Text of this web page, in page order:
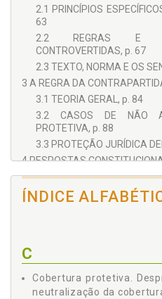
2.1 PRINCÍPIOS
63
2.2 REGRAS E
CONTROVERTIDAS, p. 67
2.3 TEXTO, NORMA E OS
3 A REGRA DA
3.1 TEORIA GERAL, p. 84
3.2 CASOS DE NÃO
PROTETIVA, p. 88
3.3 PROTEÇÃO JURÍDICA
4 RESPOSTAS
4.1 DESPROTEÇÃO
NEUTRALIZAÇÃO DA
4.2 A REGRA DA
CONCLUSÃO, p. 119
REFERÊNCIAS, p. 123
ÍNDICE
C
Cobertura protetiva.
neutralização da